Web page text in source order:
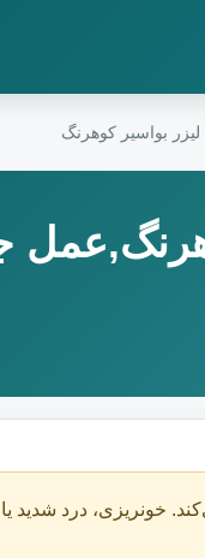
بواسیر کوهرنگ
خونریزی، درد شدید